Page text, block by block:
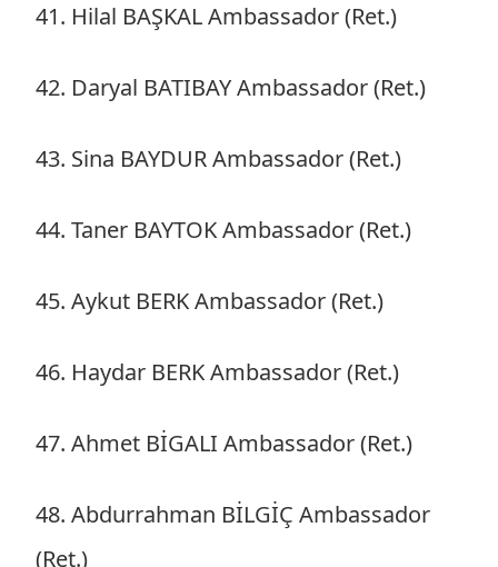
41. Hilal BAŞKAL Ambassador (Ret.)
42. Daryal BATIBAY Ambassador (Ret.)
43. Sina BAYDUR Ambassador (Ret.)
44. Taner BAYTOK Ambassador (Ret.)
45. Aykut BERK Ambassador (Ret.)
46. Haydar BERK Ambassador (Ret.)
47. Ahmet BİGALI Ambassador (Ret.)
48. Abdurrahman BİLGİÇ Ambassador
(Ret.)